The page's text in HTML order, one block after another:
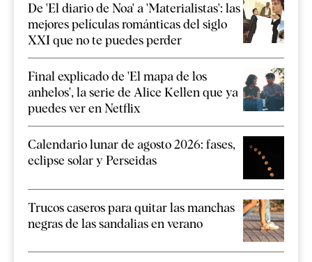
De 'El diario de Noa' a 'Materialistas': las
mejores películas románticas del siglo
XXI que no te puedes perder
Final explicado de 'El mapa de los
anhelos', la serie de Alice Kellen que ya
puedes ver en Netflix
Calendario lunar de agosto 2026: fases,
eclipse solar y Perseidas
Trucos caseros para quitar las manchas
negras de las sandalias en verano